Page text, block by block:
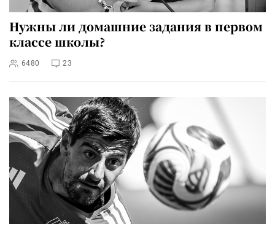
Нужны ли домашние задания в первом
классе школы?
6480 23